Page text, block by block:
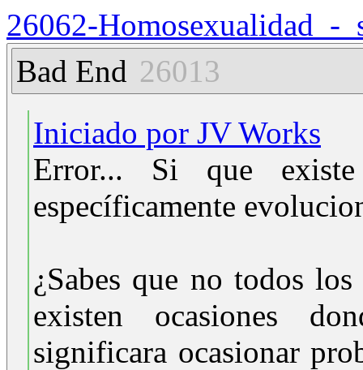
26062-Homosexualidad_-
Bad End 26013
Iniciado por JV Works
Error... Si que
específicamente
¿Sabes que no todos
existen ocasiones
significara ocasionar